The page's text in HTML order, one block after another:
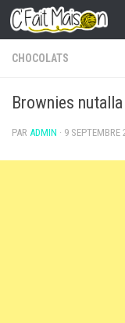
Skip to content
CHOCOLATS
Brownies
PAR ADMIN · 9 SEPTEMBRE